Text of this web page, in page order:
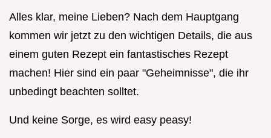
Alles klar, meine Lieben? Nach dem Hauptgang
kommen wir jetzt zu den wichtigen Details, die aus
einem guten Rezept ein fantastisches Rezept
machen! Hier sind ein paar "Geheimnisse", die ihr
unbedingt beachten solltet.
Und keine Sorge, es wird easy peasy!